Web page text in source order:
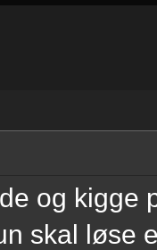
og kigge
skal løse